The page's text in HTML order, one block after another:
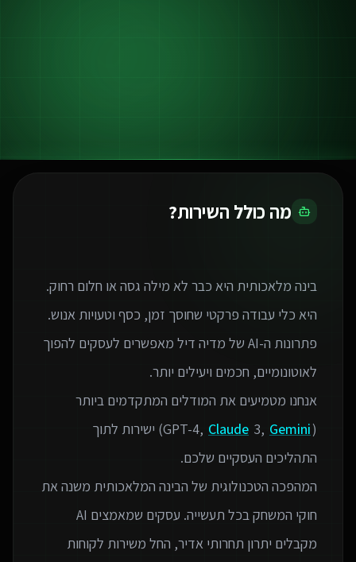
מה כולל השירות?
בינה מלאכותית היא כבר לא מילה גסה או חלום רחוק.
פתרונות ה-AI של מדיה דיל מאפשרים לעסקים להפוך
אנחנו מטמיעים את המודלים המתקדמים ביותר
(GPT-4,
Claude 3, Gemini
) ישירות לתוך
המהפכה הטכנולוגית של הבינה המלאכותית משנה את
חוקי המשחק בכל תעשייה. עסקים שמאמצים AI
מקבלים יתרון תחרותי אדיר, החל משירות לקוחות